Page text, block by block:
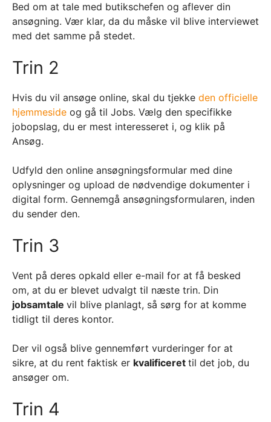
Bed om at tale med butikschefen og aflever din
ansøgning. Vær klar, da du måske vil blive interviewet
med det samme på stedet.
Trin 2
Hvis du vil ansøge online, skal du tjekke den officielle
hjemmeside og gå til Jobs. Vælg den specifikke
jobopslag, du er mest interesseret i, og klik på
Ansøg.
Udfyld den online ansøgningsformular med dine
oplysninger og upload de nødvendige dokumenter i
digital form. Gennemgå ansøgningsformularen, inden
du sender den.
Trin 3
Vent på deres opkald eller e-mail for at få besked
om, at du er blevet udvalgt til næste trin. Din
jobsamtale vil blive planlagt, så sørg for at komme
tidligt til deres kontor.
Der vil også blive gennemført vurderinger for at
sikre, at du rent faktisk er kvalificeret til det job, du
ansøger om.
Trin 4